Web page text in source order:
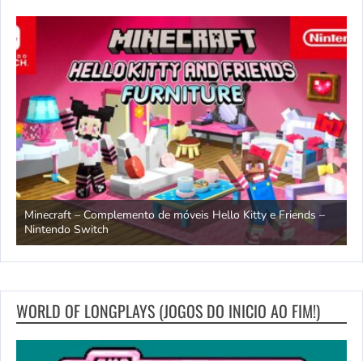
Minecraft – Complemento de móveis Hello Kitty e Friends –
Nintendo Switch
WORLD OF LONGPLAYS (JOGOS DO INICIO AO FIM!)